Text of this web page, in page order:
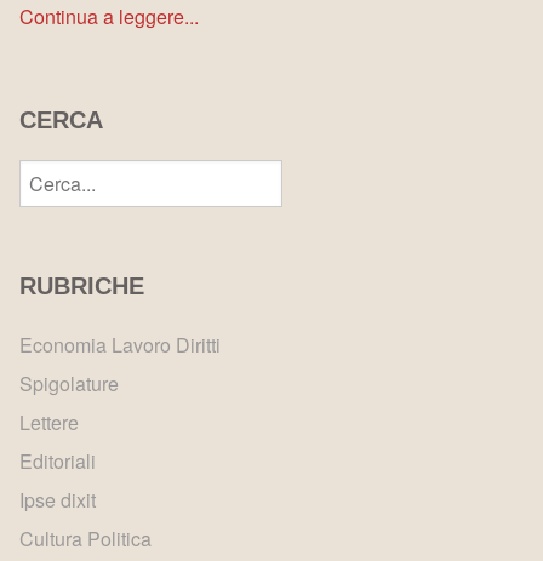
Continua a leggere...
CERCA
RUBRICHE
Economia Lavoro Diritti
Spigolature
Lettere
Editoriali
Ipse dixit
Cultura Politica